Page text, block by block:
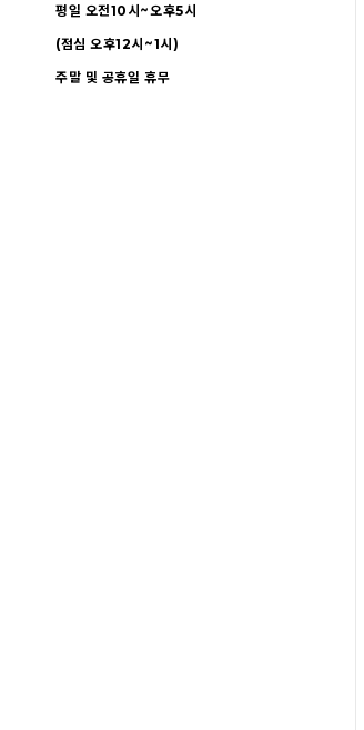
평일 오전10시~오후5시
(점심 오후12시~1시)
주말 및 공휴일 휴무